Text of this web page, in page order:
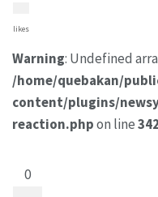
likes
Warning: Undefined
/home/quebakan/
content/plugins/
reaction.phpon line
0